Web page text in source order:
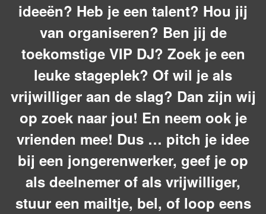
ideeën? Heb je een talent? Hou jij
van organiseren? Ben jij de
toekomstige VIP DJ? Zoek je een
leuke stageplek? Of wil je als
vrijwilliger aan de slag? Dan zijn wij
op zoek naar jou! En neem ook je
vrienden mee! Dus … pitch je idee
bij een jongerenwerker, geef je op
als deelnemer of als vrijwilliger,
stuur een mailtje, bel, of loop eens